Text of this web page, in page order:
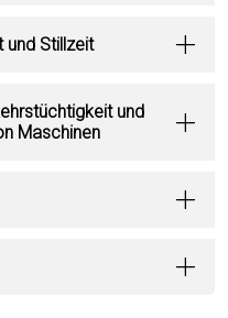
und Stillzeit
und
Maschinen